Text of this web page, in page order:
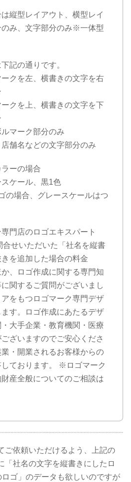
縦型レイアウト、横型レイ
のみ、文字部分のみ※一体型
記の通りです。
クを左、横書きの文字を右
クを上、横書きの文字を下
マーク部分のみ
舗名などの文字部分のみ
ーの場合
ケール、黒1色
の場合、グレースケールはつ
門店のロゴエキスパート
合せいただいた「社名を縦書
を追加した場合の料金
、ロゴ作成に関する専門知
関するご質問がございまし
をもつロゴマーク専門デザ
す。ロゴ作成にあたるデザ
大手企業・教育機関・医療
ざいますのでご安心くださ
・開業されるお客様からの
ております。 ※ロゴマーク
産全般についてのご相談は
ご依頼いただけるよう、上記の
「社名の文字を縦書きにしたロ
ゴ」のデータも欲しいのですが